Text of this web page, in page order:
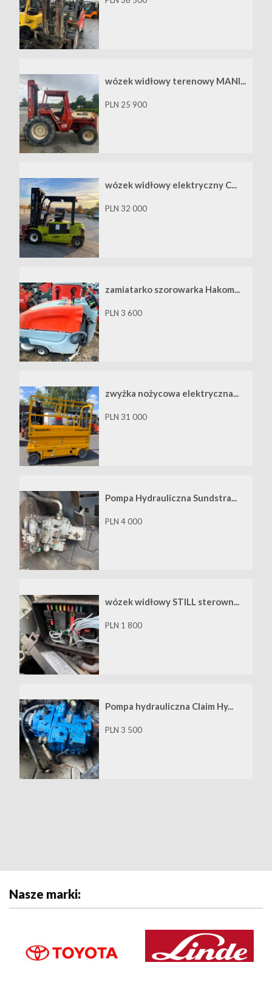
wózek widłowy terenowy MANI...
PLN 25 900
wózek widłowy elektryczny C...
PLN 32 000
zamiatarko szorowarka Hakom...
PLN 3 600
zwyżka nożycowa elektryczna...
PLN 31 000
Pompa Hydrauliczna Sundstra...
PLN 4 000
wózek widłowy STILL sterown...
PLN 1 800
Pompa hydrauliczna Claim Hy...
PLN 3 500
Nasze marki: